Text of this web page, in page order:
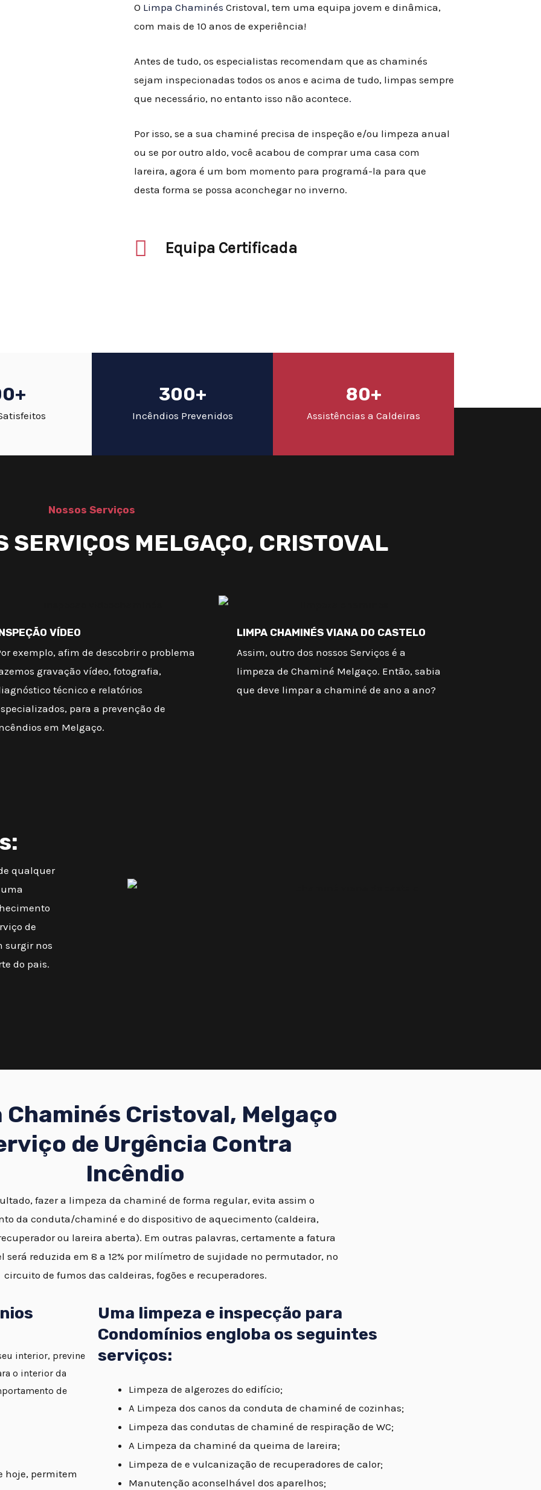
O Limpa Chaminés Cristoval, tem uma equipa jovem e dinâmica,
com mais de 10 anos de experiência!
Antes de tudo, os especialistas recomendam que as chaminés
sejam inspecionadas todos os anos e acima de tudo, limpas sempre
que necessário, no entanto isso não acontece.
Por isso, se a sua chaminé precisa de inspeção e/ou limpeza anual
ou se por outro aldo, você acabou de comprar uma casa com
lareira, agora é um bom momento para programá-la para que
desta forma se possa aconchegar no inverno.
Equipa Certificada
300+
Incêndios Prevenidos
80+
Assistências a Caldeiras
Nossos Serviços
SERVIÇOS MELGAÇO, CRISTOVAL
VÍDEO
exemplo, afim de descobrir o problema
gravação vídeo, fotografia,
técnico e relatórios
para a prevenção de
em Melgaço.
LIMPA CHAMINÉS VIANA DO CASTELO
Assim, outro dos nossos Serviços é a
limpeza de Chaminé Melgaço. Então, sabia
que deve limpar a chaminé de ano a ano?
qualquer
de
surgir nos
do pais.
Chaminés Cristoval, Melgaço
de Urgência Contra
Incêndio
fazer a limpeza da chaminé de forma regular, evita assim o
da conduta/chaminé e do dispositivo de aquecimento (caldeira,
ou lareira aberta). Em outras palavras, certamente a fatura
será reduzida em 8 a 12% por milímetro de sujidade no permutador, no
circuito de fumos das caldeiras, fogões e recuperadores.
interior, previne
o interior da
de
hoje, permitem
Uma limpeza e inspecção para
Condomínios engloba os seguintes
serviços:
Limpeza de algerozes do edifício;
A Limpeza dos canos da conduta de chaminé de cozinhas;
Limpeza das condutas de chaminé de respiração de WC;
A Limpeza da chaminé da queima de lareira;
Limpeza de e vulcanização de recuperadores de calor;
Manutenção aconselhável dos aparelhos;